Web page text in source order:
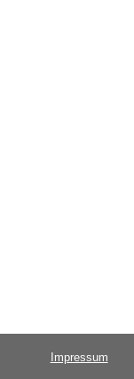
Impressum